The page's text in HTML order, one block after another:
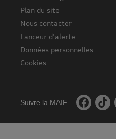
Plan du site
Nous contacter
Lanceur d'alerte
Données personnelles
Cookies
Suivre la MAIF